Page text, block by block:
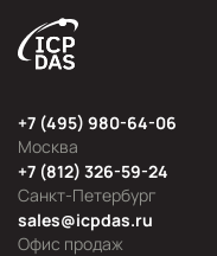
Москва
+7 (495) 980-64-06
Офис продаж
sales@icpdas.ru
Санкт-Петербург
+7 (812) 326-59-24